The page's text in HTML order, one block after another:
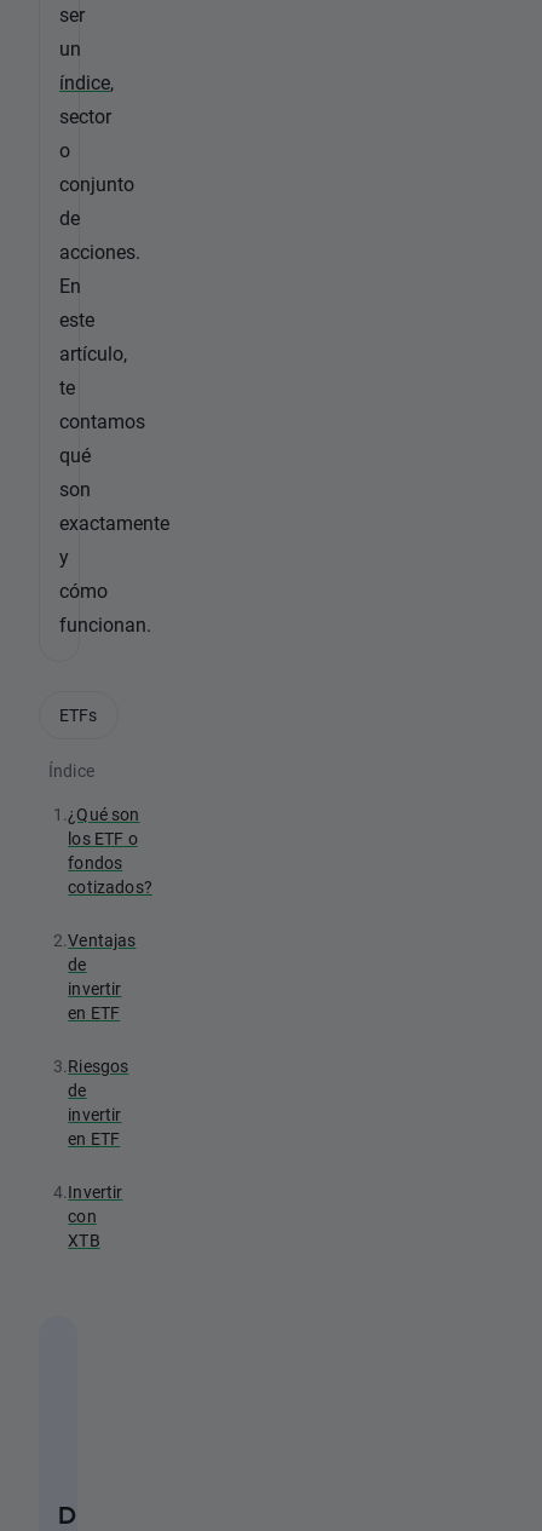
ser
un
índice,
sector
o
conjunto
de
acciones.
En
este
artículo,
te
contamos
qué
son
exactamente
y
cómo
funcionan.
Índice
1.¿Qué son
los ETF o
fondos
cotizados?
2.Ventajas
de
invertir
en ETF
3.Riesgos
de
invertir
en ETF
4.Invertir
con
XTB
D
ETFs